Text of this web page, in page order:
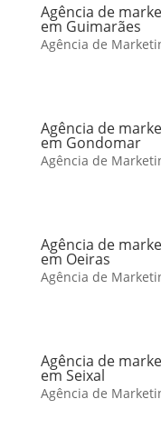
Agência de
em Guimarães
Agência de
Agência de
em Gondomar
Agência de
Agência de
em Oeiras
Agência de
Agência de
em Seixal
Agência de